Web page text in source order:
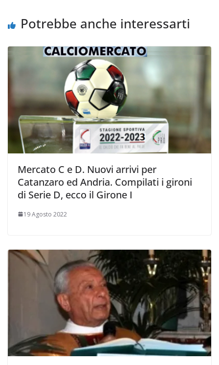
i
Potrebbe anche interessarti
Mercato C e D. Nuovi arrivi per
Catanzaro ed Andria. Compilati i gironi
di Serie D, ecco il Girone I
19 Agosto 2022